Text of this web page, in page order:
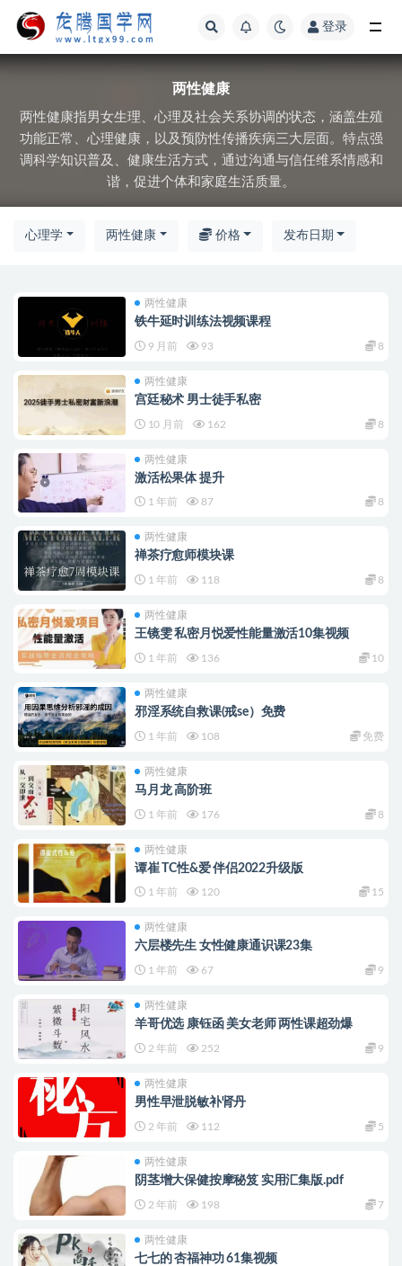
登录
两性健康
两性健康指男女生理、心理及社会关系协调的状态，涵盖生殖
功能正常、心理健康，以及预防性传播疾病三大层面。特点强
调科学知识普及、健康生活方式，通过沟通与信任维系情感和
谐，促进个体和家庭生活质量。
心理学 两性健康 价格 发布日期
两性健康
铁牛延时训练法视频课程
9 月前 93 8
两性健康
宫廷秘术 男士徒手私密
10 月前 162 8
两性健康
激活松果体 提升
1 年前 87 8
两性健康
禅茶疗愈师模块课
1 年前 118 8
两性健康
王镜雯 私密月悦爱性能量激活10集视频
1 年前 136 10
两性健康
邪淫系统自救课(戒se）免费
1 年前 108 免费
两性健康
马月龙 高阶班
1 年前 176 8
两性健康
谭崔 TC性&爱 伴侣2022升级版
1 年前 120 15
两性健康
六层楼先生 女性健康通识课23集
1 年前 67 9
两性健康
羊哥优选 康钰函 美女老师 两性课超劲爆
2 年前 252 9
两性健康
男性早泄脱敏补肾丹
2 年前 112 5
两性健康
阴茎增大保健按摩秘笈 实用汇集版.pdf
2 年前 198 7
两性健康
七七的 杏福神功 61集视频